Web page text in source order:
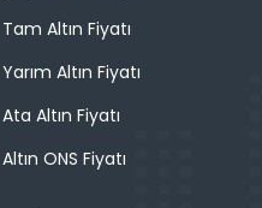
Tam Altın Fiyatı
Yarım Altın Fiyatı
Ata Altın Fiyatı
Altın ONS Fiyatı